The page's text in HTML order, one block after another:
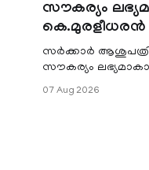
സൗകര്യം
കെ.മുരളീധരൻ
സർക്കാർ
സൗകര്യം
വരുമാനം
07 Aug 2026